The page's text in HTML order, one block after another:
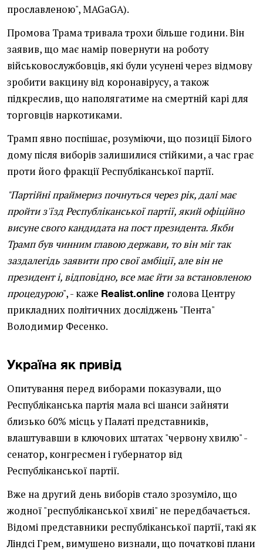
прославленою", MAGaGA).
Промова Трама тривала трохи більше години. Він
заявив, що має намір повернути на роботу
військовослужбовців, які були усунені через відмову
зробити вакцину від коронавірусу, а також
підкреслив, що наполягатиме на смертній карі для
торговців наркотиками.
Трамп явно поспішає, розуміючи, що позиції Білого
дому після виборів залишилися стійкими, а час грає
проти його фракції Республіканської партії.
"Партійні праймериз почнуться через рік, далі має
пройти з'їзд Республіканської партії, який офіційно
висуне свого кандидата на пост президента. Якби
Трамп був чинним главою держави, то він міг так
заздалегідь заявити про свої амбіції, але він не
президент і, відповідно, все має йти за встановленою
процедурою", - каже Realist.online голова Центру
прикладних політичних досліджень "Пента"
Володимир Фесенко.
Україна як привід
Опитування перед виборами показували, що
Республіканська партія мала всі шанси зайняти
близько 60% місць у Палаті представників,
влаштувавши в ключових штатах "червону хвилю" -
сенатор, конгресмен і губернатор від
Республіканської партії.
Вже на другий день виборів стало зрозуміло, що
жодної "республіканської хвилі" не передбачається.
Відомі представники республіканської партії, такі як
Ліндсі Грем, вимушено визнали, що початкові плани